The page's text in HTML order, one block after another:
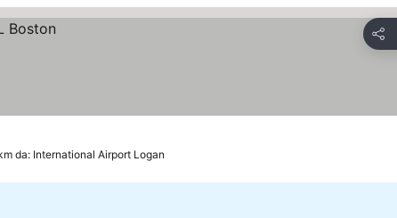
da: International Airport Logan